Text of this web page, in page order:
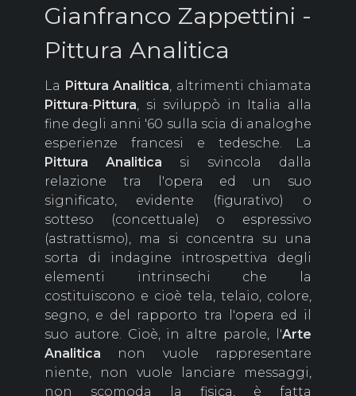
Gianfranco Zappettini -
Pittura Analitica
La Pittura Analitica , altrimenti chiamata
Pittura-Pittura , si sviluppò in Italia alla
fine degli anni '60 sulla scia di analoghe
esperienze francesi e tedesche. La
Pittura
Analitica si svincola dalla
relazione tra l'opera ed un suo
significato, evidente (figurativo) o
sotteso (concettuale) o espressivo
(astrattismo), ma si concentra su una
sorta di indagine introspettiva degli
elementi intrinsechi che la
costituiscono e cioè tela, telaio, colore,
segno, e del rapporto tra l'opera ed il
suo autore. Cioè, in altre parole, l'Arte
Analitica non vuole rappresentare
niente, non vuole lanciare messaggi,
non scomoda la fisica, è fatta